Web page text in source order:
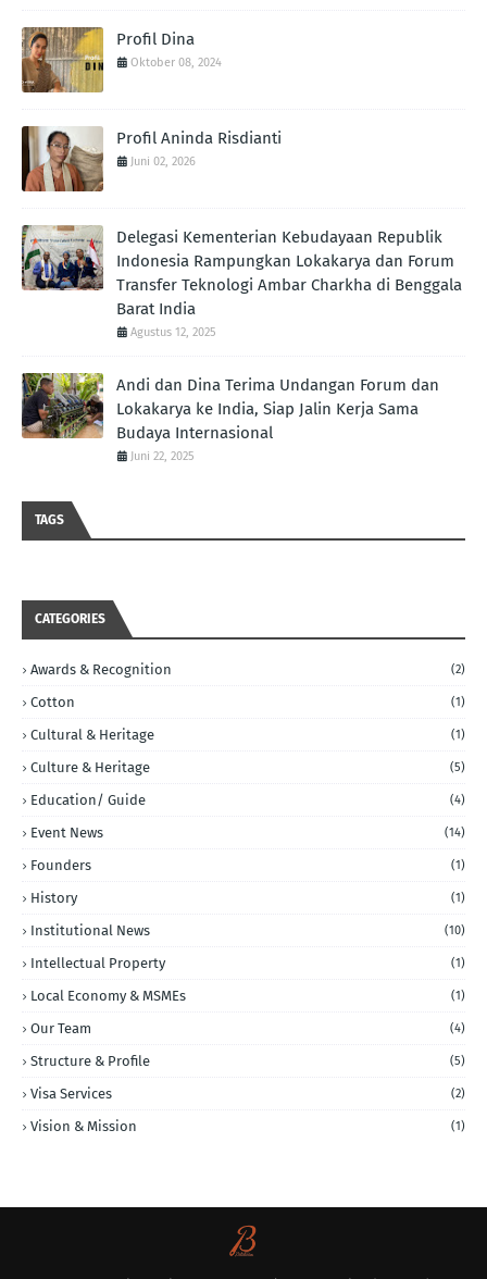
Profil Dina
Oktober 08, 2024
Profil Aninda Risdianti
Juni 02, 2026
Delegasi Kementerian Kebudayaan Republik
Indonesia Rampungkan Lokakarya dan Forum
Transfer Teknologi Ambar Charkha di Benggala
Barat India
Agustus 12, 2025
Andi dan Dina Terima Undangan Forum dan
Lokakarya ke India, Siap Jalin Kerja Sama
Budaya Internasional
Juni 22, 2025
TAGS
CATEGORIES
Awards & Recognition (2)
Cotton (1)
Cultural & Heritage (1)
Culture & Heritage (5)
Education/ Guide (4)
Event News (14)
Founders (1)
History (1)
Institutional News (10)
Intellectual Property (1)
Local Economy & MSMEs (1)
Our Team (4)
Structure & Profile (5)
Visa Services (2)
Vision & Mission (1)